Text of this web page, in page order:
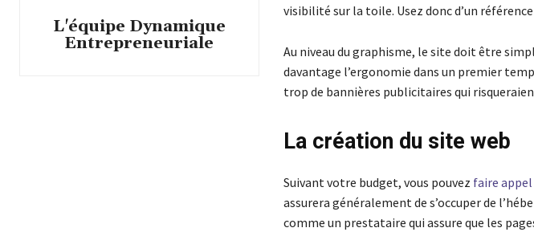
L'équipe Dynamique
Entrepreneuriale
visibilité sur la toile. Usez donc d’un
Au niveau du graphisme, le site doit être
davantage l’ergonomie dans un premier
trop de bannières publicitaires qui
La création du site web
Suivant votre budget, vous pouvez faire appel
assurera généralement de s’occuper de
comme un prestataire qui assure que les